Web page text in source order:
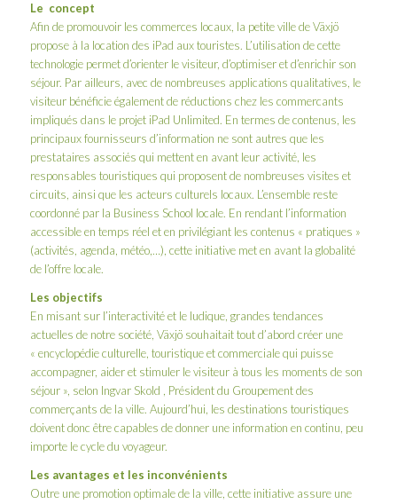
Le concept
Afin de promouvoir les commerces locaux, la petite ville de Växjö
propose à la location des iPad aux touristes. L’utilisation de cette
technologie permet d’orienter le visiteur, d’optimiser et d’enrichir son
séjour. Par ailleurs, avec de nombreuses applications qualitatives, le
visiteur bénéficie également de réductions chez les commercants
impliqués dans le projet iPad Unlimited. En termes de contenus, les
principaux fournisseurs d’information ne sont autres que les
prestataires associés qui mettent en avant leur activité, les
responsables touristiques qui proposent de nombreuses visites et
circuits, ainsi que les acteurs culturels locaux. L’ensemble reste
coordonné par la Business School locale. En rendant l’information
accessible en temps réel et en privilégiant les contenus « pratiques »
(activités, agenda, météo,…), cette initiative met en avant la globalité
de l’offre locale.
Les objectifs
En misant sur l’interactivité et le ludique, grandes tendances
actuelles de notre société, Växjö souhaitait tout d’abord créer une
« encyclopédie culturelle, touristique et commerciale qui puisse
accompagner, aider et stimuler le visiteur à tous les moments de son
séjour », selon Ingvar Skold , Président du Groupement des
commerçants de la ville. Aujourd’hui, les destinations touristiques
doivent donc être capables de donner une information en continu, peu
importe le cycle du voyageur.
Les avantages et les inconvénients
Outre une promotion optimale de la ville, cette initiative assure une